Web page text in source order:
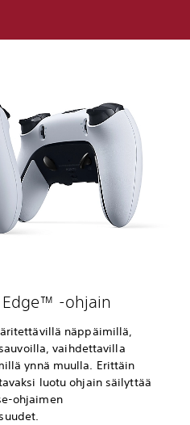
Edge™ -ohjain
näppäimillä,
vaihdettavilla
ynnä muulla. Erittäin
luotu ohjain säilyttää
ohjaimen